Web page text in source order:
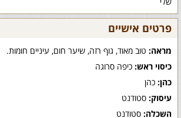
פרטים אישיים
מראה: טוב מאוד, גוף רזה, שיער חום, עיניים חומות.
כיסוי ראש: כיפה סרוגה
כהן: כהן
עיסוק: סטודנט
השכלה: סטודנט